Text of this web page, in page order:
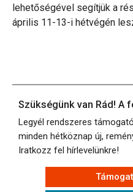
lehetőségével segítjük a
április 11-13-i hétvégén
Szükségünk van Rád! A
Legyél rendszeres
minden hétköznap új,
Iratkozz fel hírlevelünkre!